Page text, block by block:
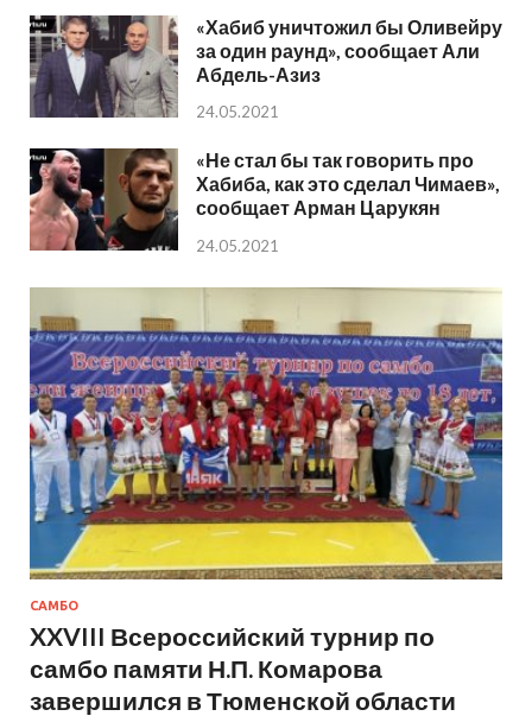
«Хабиб уничтожил бы Оливейру
за один раунд», сообщает Али
Абдель-Азиз
24.05.2021
«Не стал бы так говорить про
Хабиба, как это сделал Чимаев»,
сообщает Арман Царукян
24.05.2021
САМБО
XXVIII Всероссийский турнир по
самбо памяти Н.П. Комарова
завершился в Тюменской области